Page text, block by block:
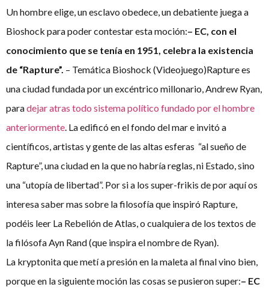
Un hombre elige, un esclavo obedece, un debatiente juega a
Bioshock para poder contestar esta moción:– EC, con el
conocimiento que se tenía en 1951, celebra la existencia
de “Rapture”. – Temática Bioshock (Videojuego)Rapture es
una ciudad fundada por un excéntrico millonario, Andrew Ryan,
paradejar atras todo sistema político fundado por el hombre
anteriormente. La edificó en el fondo del mar e invitó a
científicos, artistas y gente de las altas esferas “al sueño de
Rapture”, una ciudad en la que no habría reglas, ni Estado, sino
una “utopía de libertad”. Por si a los super-frikis de por aquí os
interesa saber mas sobre la filosofía que inspiró Rapture,
podéis leer La Rebelión de Atlas, o cualquiera de los textos de
la filósofa Ayn Rand (que inspira el nombre de Ryan).
La kryptonita que metí a presión en la maleta al final vino bien,
porque en la siguiente moción las cosas se pusieron super:– EC